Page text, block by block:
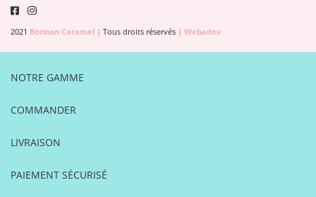
2021 Bonbon Caramel | Tous droits réservés | Webadev
NOTRE GAMME
COMMANDER
LIVRAISON
PAIEMENT SÉCURISÉ